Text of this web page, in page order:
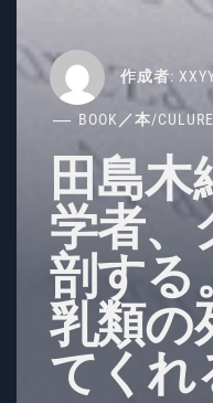
作成者:
BOOK／本/
田島木
学者、
剖する
乳類の
てくれ